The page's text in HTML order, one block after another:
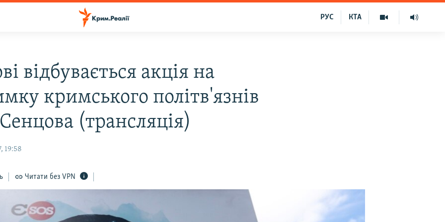
КТА
РУС
відбувається акція на
кримського політв'язнів
(трансляція)
19:58
Читати без VPN